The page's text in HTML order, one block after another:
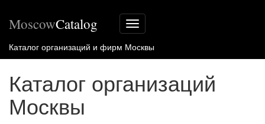
Меню
сайта
MoscowCatalog
Каталог организаций и фирм Москвы
Каталог организаций
Москвы